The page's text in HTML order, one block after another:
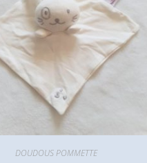
DOUDOUS POMMETTE